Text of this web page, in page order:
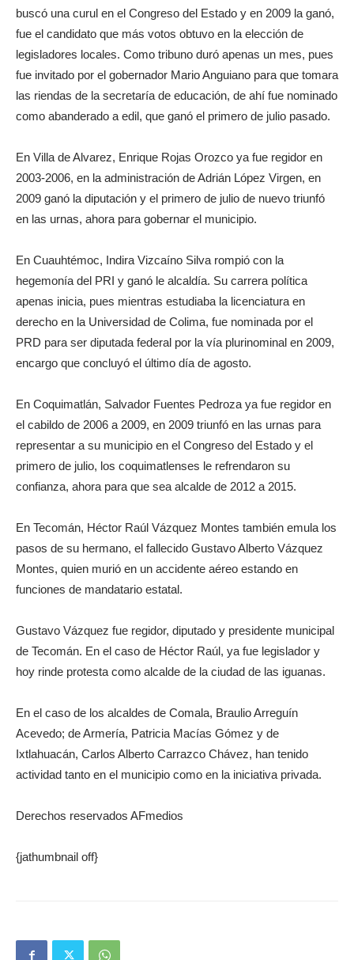
buscó una curul en el Congreso del Estado y en 2009 la ganó,
fue el candidato que más votos obtuvo en la elección de
legisladores locales. Como tribuno duró apenas un mes, pues
fue invitado por el gobernador Mario Anguiano para que tomara
las riendas de la secretaría de educación, de ahí fue nominado
como abanderado a edil, que ganó el primero de julio pasado.
En Villa de Alvarez, Enrique Rojas Orozco ya fue regidor en
2003-2006, en la administración de Adrián López Virgen, en
2009 ganó la diputación y el primero de julio de nuevo triunfó
en las urnas, ahora para gobernar el municipio.
En Cuauhtémoc, Indira Vizcaíno Silva rompió con la
hegemonía del PRI y ganó le alcaldía. Su carrera política
apenas inicia, pues mientras estudiaba la licenciatura en
derecho en la Universidad de Colima, fue nominada por el
PRD para ser diputada federal por la vía plurinominal en 2009,
encargo que concluyó el último día de agosto.
En Coquimatlán, Salvador Fuentes Pedroza ya fue regidor en
el cabildo de 2006 a 2009, en 2009 triunfó en las urnas para
representar a su municipio en el Congreso del Estado y el
primero de julio, los coquimatlenses le refrendaron su
confianza, ahora para que sea alcalde de 2012 a 2015.
En Tecomán, Héctor Raúl Vázquez Montes también emula los
pasos de su hermano, el fallecido Gustavo Alberto Vázquez
Montes, quien murió en un accidente aéreo estando en
funciones de mandatario estatal.
Gustavo Vázquez fue regidor, diputado y presidente municipal
de Tecomán. En el caso de Héctor Raúl, ya fue legislador y
hoy rinde protesta como alcalde de la ciudad de las iguanas.
En el caso de los alcaldes de Comala, Braulio Arreguín
Acevedo; de Armería, Patricia Macías Gómez y de
Ixtlahuacán, Carlos Alberto Carrazco Chávez, han tenido
actividad tanto en el municipio como en la iniciativa privada.
Derechos reservados AFmedios
{jathumbnail off}